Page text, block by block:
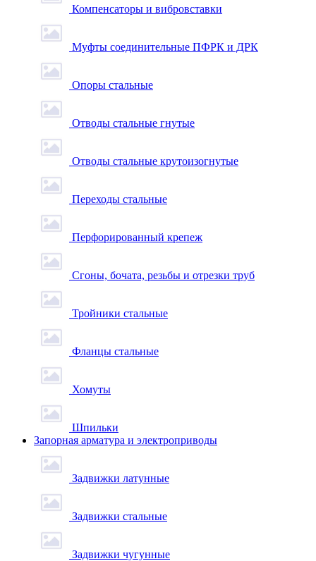
Компенсаторы и вибровставки
Муфты соединительные ПФРК и ДРК
Опоры стальные
Отводы стальные гнутые
Отводы стальные крутоизогнутые
Переходы стальные
Перфорированный крепеж
Сгоны, бочата, резьбы и отрезки труб
Тройники стальные
Фланцы стальные
Хомуты
Шпильки
Запорная арматура и электроприводы
Задвижки латунные
Задвижки стальные
Задвижки чугунные